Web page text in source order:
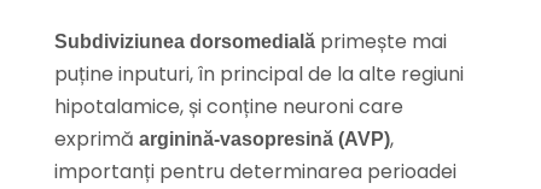
Subdiviziunea dorsomedială primește mai
puține inputuri, în principal de la alte regiuni
hipotalamice, și conține neuroni care
exprimă arginină-vasopresină (AVP),
importanți pentru determinarea perioadei